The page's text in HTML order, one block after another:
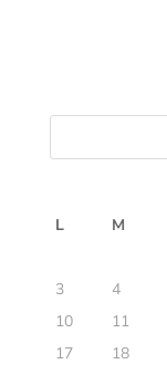
L M
3
4
10
11
17
18